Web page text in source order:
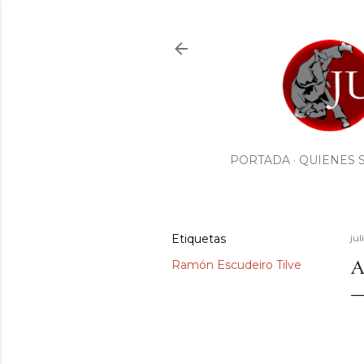
PORTADA QUIENES
Etiquetas
Ramón Escudeiro Tilve